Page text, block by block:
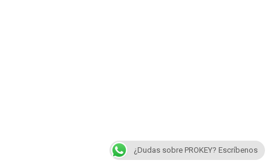
¿Dudas sobre PROKEY? Escríbenos